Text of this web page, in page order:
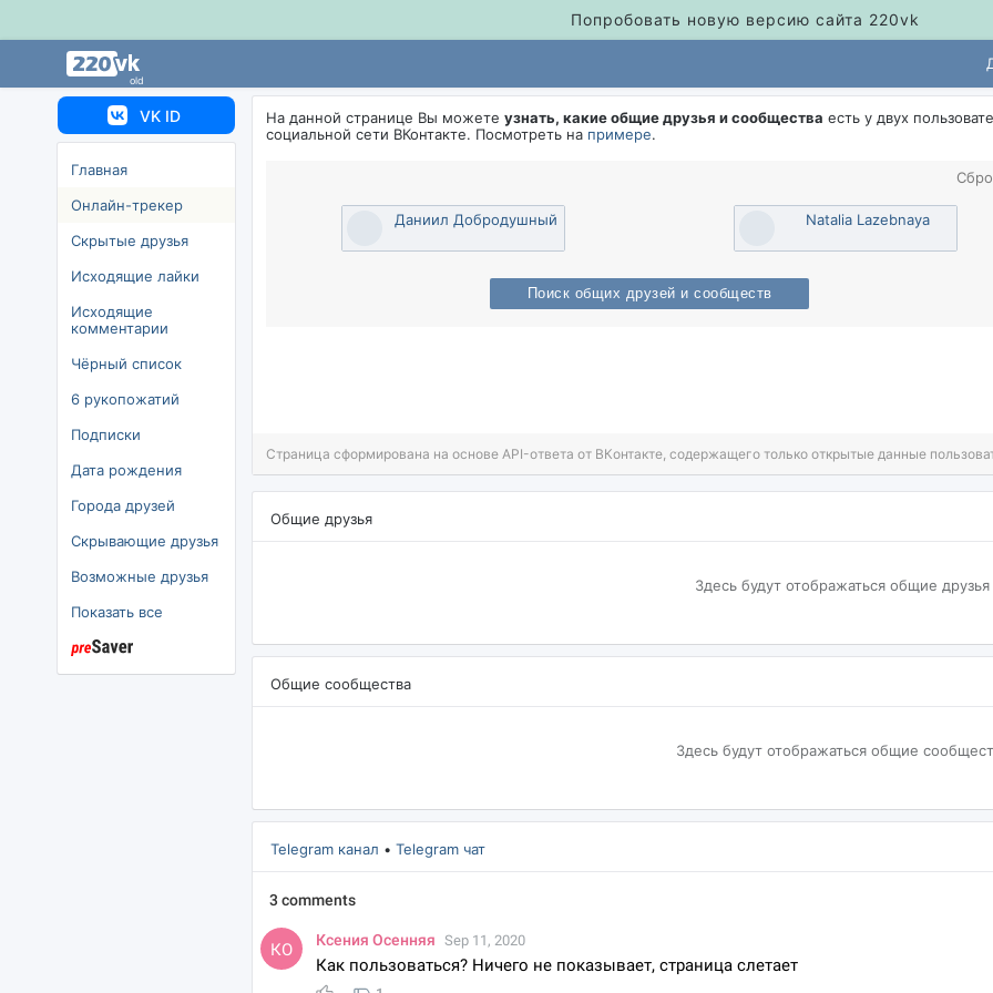
Попробовать новую версию сайта 220vk
old
VK ID
Главная
Онлайн-трекер
Скрытые друзья
Исходящие лайки
Исходящие
комментарии
Чёрный список
6 рукопожатий
Подписки
Дата рождения
Города друзей
Скрывающие друзья
озможные друзья
Показать все
На данной странице Вы можете узнать, какие общие друзья и сообщества есть у двух
социальной сети ВКонтакте. Посмотреть на примере.
Даниил Добродушный Natalia Lazebnaya
Поиск общих друзей и сообщест
Страница сформирована на основе API-ответа от ВКонтакте, содержащего только открытые данные
Общие друзья
Здесь будут отображаться общие друзья
Общие сообщества
Здесь будут отображаться общие
Telegram канал • Telegram чат